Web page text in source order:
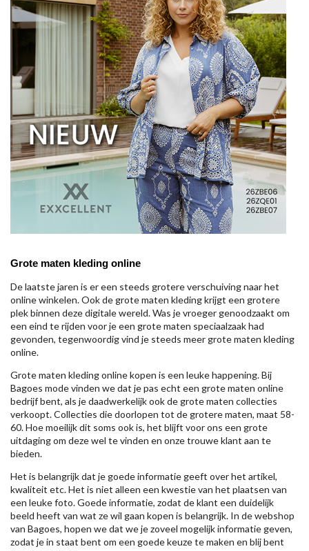
Grote maten kleding online
De laatste jaren is er een steeds grotere verschuiving naar het
online winkelen. Ook de grote maten kleding krijgt een grotere
plek binnen deze digitale wereld. Was je vroeger genoodzaakt om
een eind te rijden voor je een grote maten speciaalzaak had
gevonden, tegenwoordig vind je steeds meer grote maten kleding
online.
Grote maten kleding online kopen is een leuke happening. Bij
Bagoes mode vinden we dat je pas echt een grote maten online
bedrijf bent, als je daadwerkelijk ook de grote maten collecties
verkoopt. Collecties die doorlopen tot de grotere maten, maat 58-
60. Hoe moeilijk dit soms ook is, het blijft voor ons een grote
uitdaging om deze wel te vinden en onze trouwe klant aan te
bieden.
Het is belangrijk dat je goede informatie geeft over het artikel,
kwaliteit etc. Het is niet alleen een kwestie van het plaatsen van
een leuke foto. Goede informatie, zodat de klant een duidelijk
beeld heeft van wat ze wil gaan kopen is belangrijk. In de webshop
van Bagoes, hopen we dat we je zoveel mogelijk informatie geven,
zodat je in staat bent om een goede keuze te maken en blij bent